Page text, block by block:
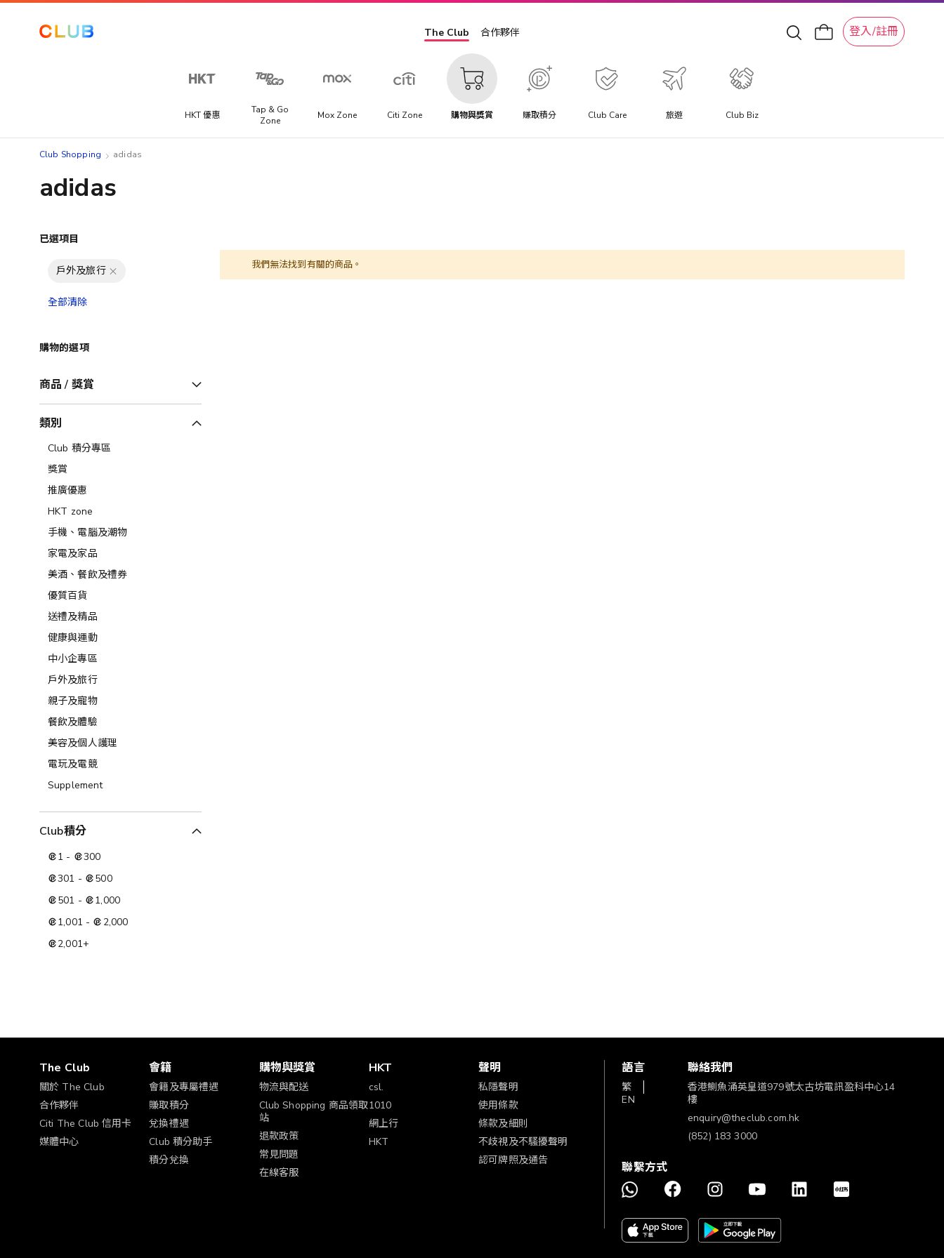
The Club 合作夥伴 登入/註冊
HKT 優惠
Tap & Go
Zone
Mox Zone Citi Zone 購物與獎賞 賺取積分 Club Care 旅遊 Club Biz
Club Shopping adidas
adidas
我們無法找到有關的商品。
已選項目
戶外及旅行
全部清除
購物的選項
商品 / 獎賞
類別
Club 積分專區
獎賞
推廣優惠
HKT zone
手機、電腦及潮物
家電及家品
美酒、餐飲及禮券​
優質百貨
送禮及精品
健康與運動
中小企專區
戶外及旅行
親子及寵物
餐飲及體驗
美容及個人護理​
電玩及電競
Supplement
Club積分
1 -
300
301 -
500
501 -
1,000
1,001 -
2,000
2,001+
The Club
關於 The Club
合作夥伴
Citi The Club 信用卡
媒體中心
會籍
會籍及專屬禮遇
賺取積分
兌換禮遇
Club 積分助手
積分兌換
購物與獎賞
物流與配送
Club Shopping 商品領取
站
退款政策
常見問題
在線客服
HKT
csl.
1010
網上行
HKT
聲明
私隱聲明
使用條款
條款及細則
不歧視及不騷擾聲明
認可牌照及通告
語言
繁
EN
聯絡我們
香港鰂魚涌英皇道979號太古坊電訊盈科中心14
樓
enquiry@theclub.com.hk
(852) 183 3000
聯繫方式